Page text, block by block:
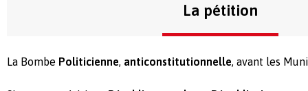
La pétition
La Bombe Politicienne, anticonstitutionnelle, avant les